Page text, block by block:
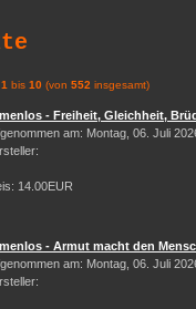
1 bis 10 (von 552 insgesamt)
- Freiheit, Gleichheit,
am: Montag, 06. Juli
14.00EUR
- Armut macht den
am: Montag, 06. Juli